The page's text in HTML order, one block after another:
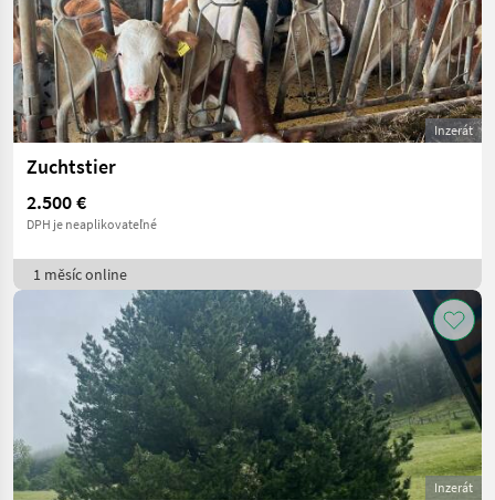
Inzerát
Zuchtstier
2.500 €
DPH je neaplikovateľné
1 měsíc online
Inzerát